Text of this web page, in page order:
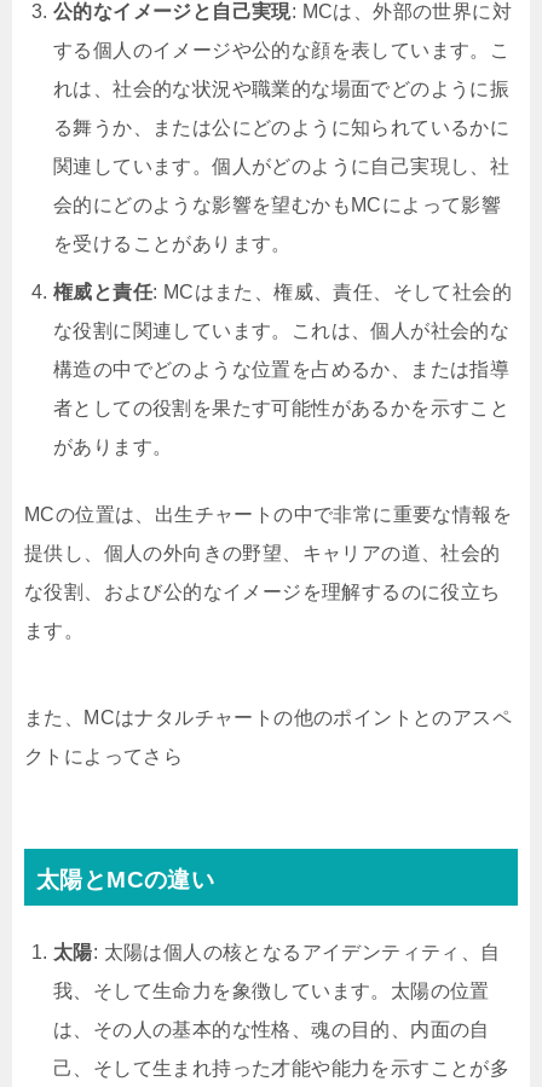
公的なイメージと自己実現: MCは、外部の世界に対
する個人のイメージや公的な顔を表しています。こ
れは、社会的な状況や職業的な場面でどのように振
る舞うか、または公にどのように知られているかに
関連しています。個人がどのように自己実現し、社
会的にどのような影響を望むかもMCによって影響
を受けることがあります。
権威と責任: MCはまた、権威、責任、そして社会的
な役割に関連しています。これは、個人が社会的な
構造の中でどのような位置を占めるか、または指導
者としての役割を果たす可能性があるかを示すこと
があります。
MCの位置は、出生チャートの中で非常に重要な情報を
提供し、個人の外向きの野望、キャリアの道、社会的
な役割、および公的なイメージを理解するのに役立ち
ます。
また、MCはナタルチャートの他のポイントとのアスペ
クトによってさら
太陽とMCの違い
太陽: 太陽は個人の核となるアイデンティティ、自
我、そして生命力を象徴しています。太陽の位置
は、その人の基本的な性格、魂の目的、内面の自
己、そして生まれ持った才能や能力を示すことが多